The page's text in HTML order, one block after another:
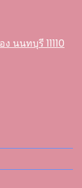
นนทบุรี 11110